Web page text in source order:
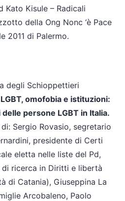
Kato Kisule – Radicali
della Ong Nonc ‘è Pace
2011 di Palermo.
degli Schioppettieri
omofobia e istituzioni:
persone LGBT in Italia.
Sergio Rovasio, segretario
presidente di Certi
eletta nelle liste del Pd,
ricerca in Diritti e libertà
di Catania), Giuseppina La
Arcobaleno, Paolo